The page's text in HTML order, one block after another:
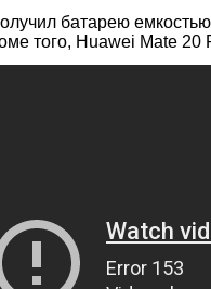
батарею
того, Huawei Mate 20